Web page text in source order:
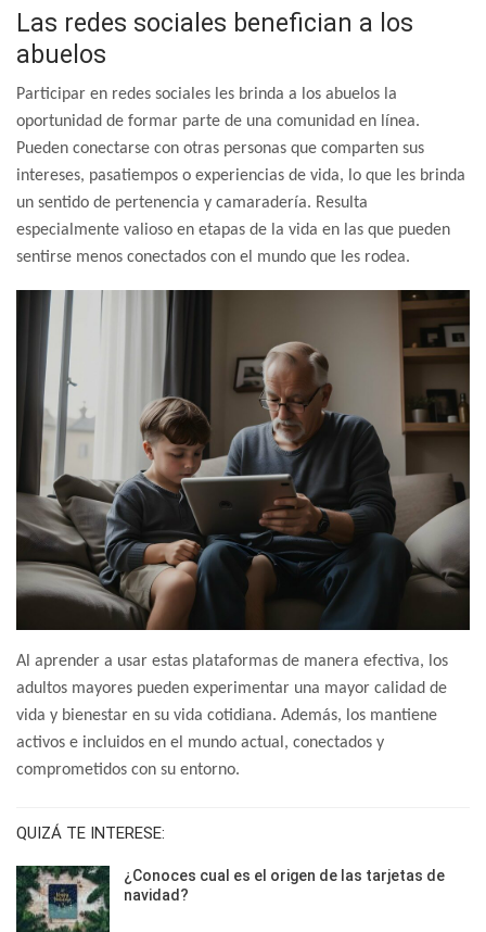
Las redes sociales benefician a los
abuelos
Participar en redes sociales les brinda a los abuelos la
oportunidad de formar parte de una comunidad en línea.
Pueden conectarse con otras personas que comparten sus
intereses, pasatiempos o experiencias de vida, lo que les brinda
un sentido de pertenencia y camaradería. Resulta
especialmente valioso en etapas de la vida en las que pueden
sentirse menos conectados con el mundo que les rodea.
Al aprender a usar estas plataformas de manera efectiva, los
adultos mayores pueden experimentar una mayor calidad de
vida y bienestar en su vida cotidiana. Además, los mantiene
activos e incluidos en el mundo actual, conectados y
comprometidos con su entorno.
QUIZÁ TE INTERESE:
¿Conoces cual es el origen de las tarjetas de
navidad?